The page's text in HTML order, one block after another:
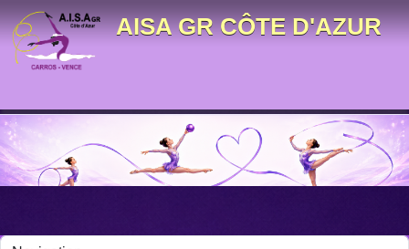
AISA GR CÔTE D'AZUR
Panneau de gestion des cookies